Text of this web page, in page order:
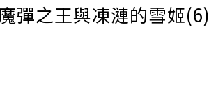
彈之王與凍漣的雪姬(6)